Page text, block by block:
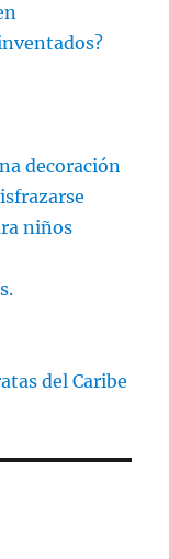
decoración
niños
del Caribe